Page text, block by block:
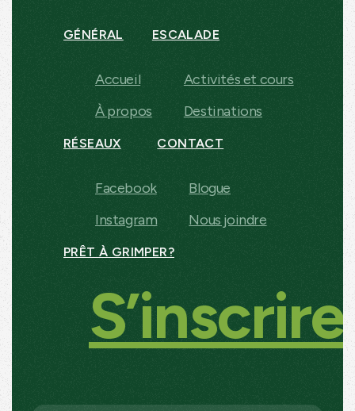
GÉNÉRAL
Accueil
À propos
ESCALADE
Activités et cours
Destinations
RÉSEAUX
Facebook
Instagram
CONTACT
Blogue
Nous joindre
PRÊT À GRIMPER?
S’inscrire